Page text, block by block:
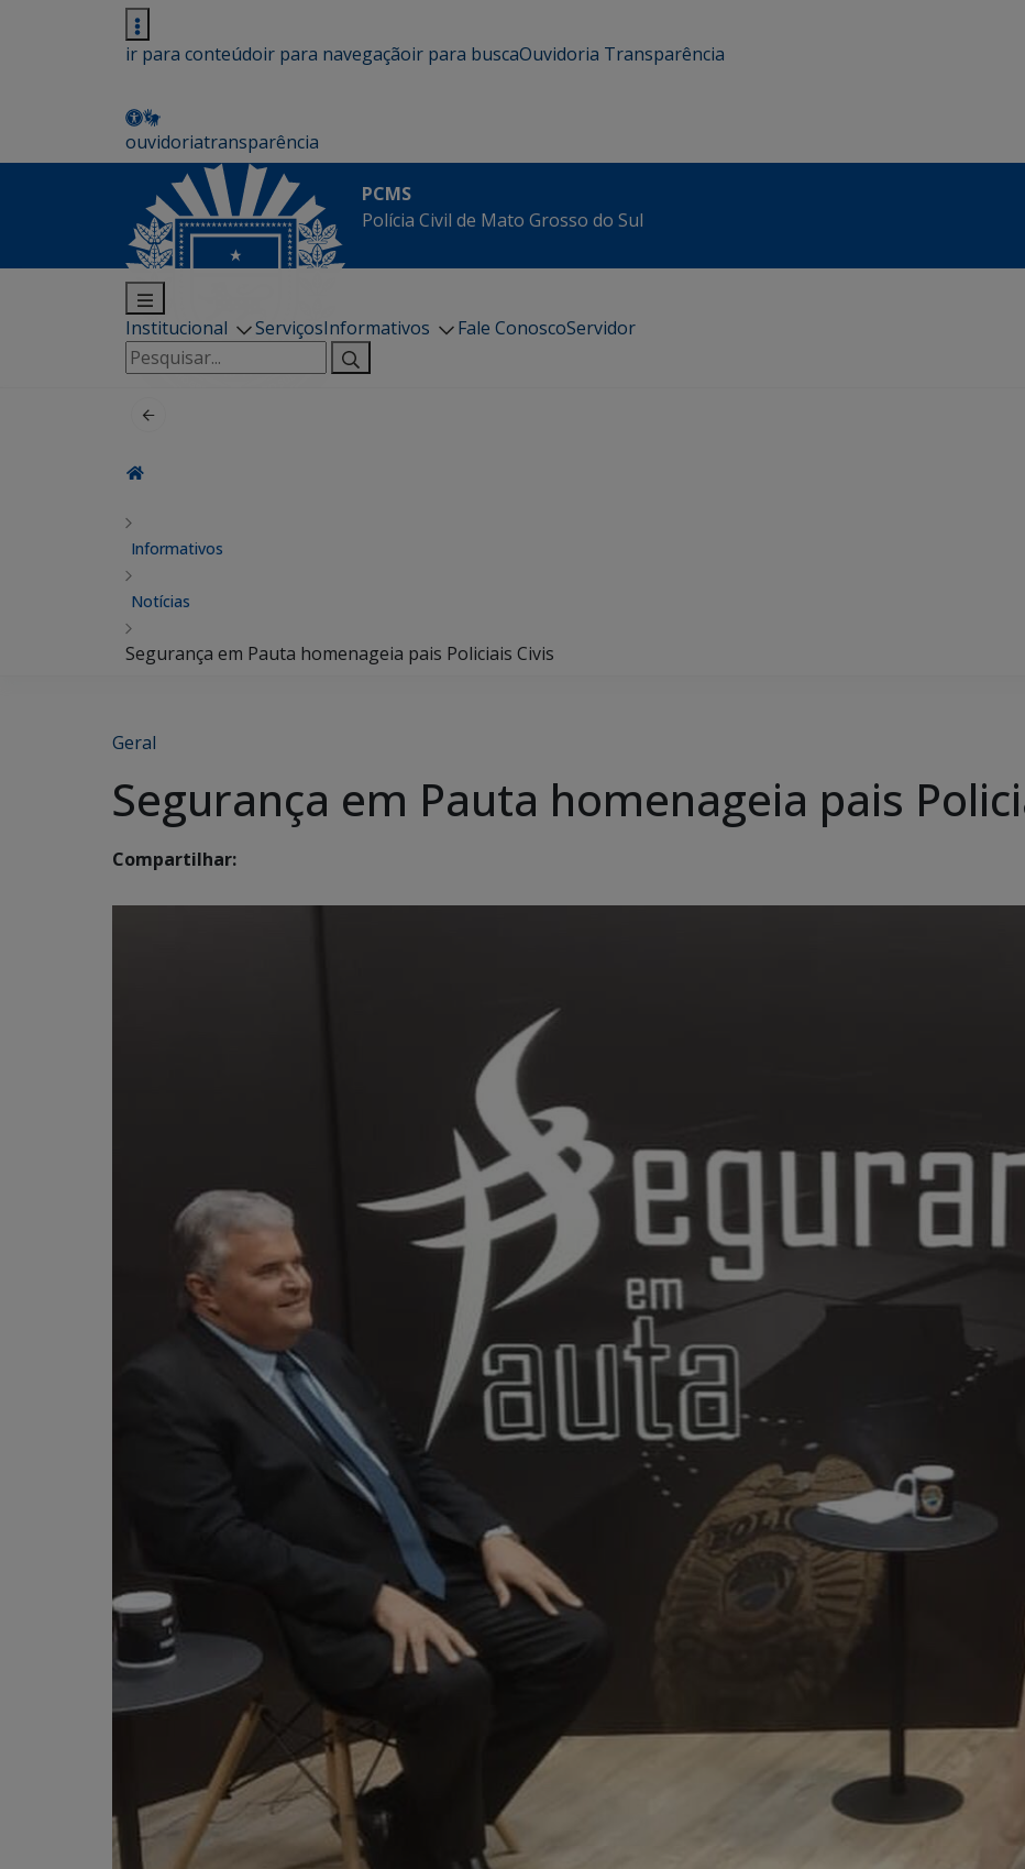
ir para conteúdoir para navegaçãoir para buscaOuvidoria Transparência
ouvidoriatransparência
PCMS
Polícia Civil de Mato Grosso do Sul
Institucional ServiçosInformativos Fale ConoscoServidor
Pesquisar
por:
Informativos
Notícias
Segurança em Pauta homenageia pais Policiais Civis
Geral
Segurança em Pauta homenageia pais
Compartilhar: